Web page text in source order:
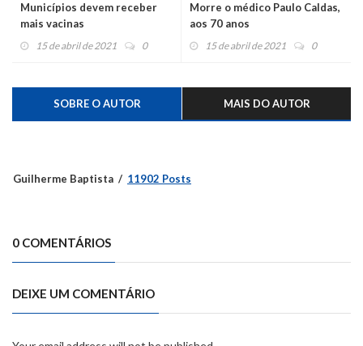
Municípios devem receber
mais vacinas
15 de abril de 2021 0
Morre o médico Paulo Caldas,
aos 70 anos
15 de abril de 2021 0
SOBRE O AUTOR MAIS DO AUTOR
Guilherme Baptista 11902 Posts
0 COMENTÁRIOS
DEIXE UM COMENTÁRIO